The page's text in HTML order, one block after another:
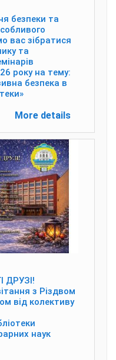
безпеки та
вас зібратися
та
року на тему:
безпека в
More details
ДРУЗІ!
з Різдвом
від колективу
наук